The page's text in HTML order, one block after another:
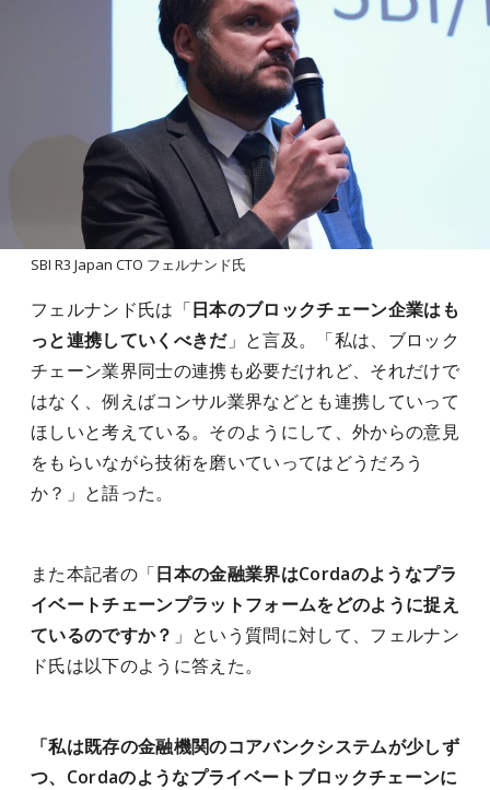
SBI R3 Japan CTO フェルナンド氏
フェルナンド氏は「日本のブロックチェーン企業はも
っと連携していくべきだ」と言及。「私は、ブロック
チェーン業界同士の連携も必要だけれど、それだけで
はなく、例えばコンサル業界などとも連携していって
ほしいと考えている。そのようにして、外からの意見
をもらいながら技術を磨いていってはどうだろう
か？」と語った。
また本記者の「日本の金融業界はCordaのようなプラ
イベートチェーンプラットフォームをどのように捉え
ているのですか？ 」という質問に対して、フェルナン
ド氏は以下のように答えた。
「私は既存の金融機関のコアバンクシステムが少しず
つ、Cordaのようなプライベートブロックチェーンに